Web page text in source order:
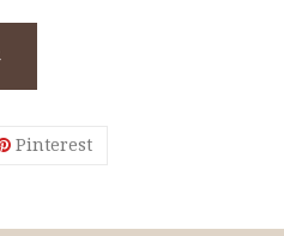
Pinterest